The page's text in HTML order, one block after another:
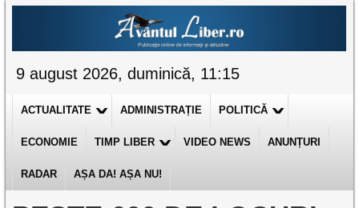
9 august 2026, duminică, 11:15
ACTUALITATE ADMINISTRAȚIE POLITICĂ
ECONOMIE TIMP LIBER VIDEO NEWS ANUNȚURI
RADAR AȘA DA! AȘA NU!